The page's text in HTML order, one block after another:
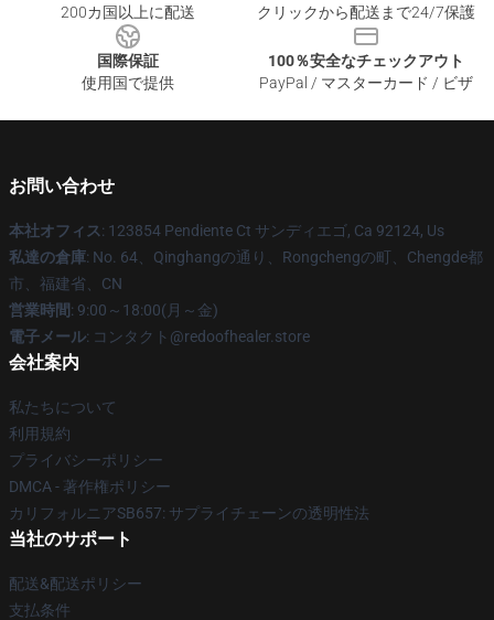
200カ国以上に配送
クリックから配送まで24/7保護
国際保証
使用国で提供
100％安全なチェックアウト
PayPal / マスターカード / ビザ
お問い合わせ
本社オフィス: 123854 Pendiente Ct サンディエゴ, Ca 92124, Us
私達の倉庫: No. 64、Qinghangの通り、Rongchengの町、Chengde都
市、福建省、CN
営業時間: 9:00～18:00(月～金)
電子メール: コンタクト@redoofhealer.store
会社案内
私たちについて
利用規約
プライバシーポリシー
DMCA - 著作権ポリシー
カリフォルニアSB657: サプライチェーンの透明性法
当社のサポート
配送&配送ポリシー
支払条件